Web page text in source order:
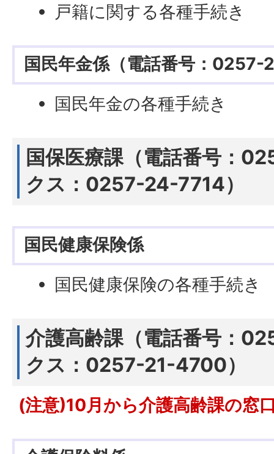
戸籍に関する各種手続き
国民年金係（電話番号：0257-
国民年金の各種手続き
国保医療課（電話番号：
クス：0257-24-7714）
国民健康保険係
国民健康保険の各種手続き
介護高齢課（電話番号：
クス：0257-21-4700）
(注意)10月から介護高齢課の窓